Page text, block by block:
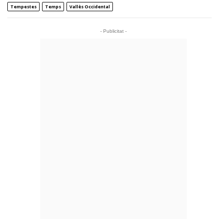
Tempestes
Temps Vallès Occidental
- Publicitat -